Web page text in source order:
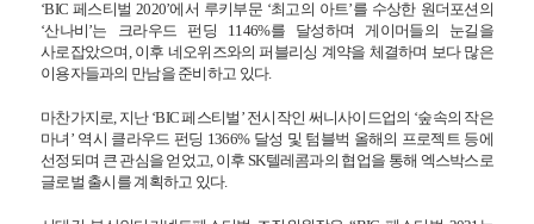
‘BIC페스티벌 2020’에서 루키부문 ‘최고의 아트’를 수상한 원더포션의
‘산나비’는 크라우드 펀딩 1146%를 달성하며 게이머들의 눈길을
사로잡았으며, 이후 네오위즈와의 퍼블리싱 계약을 체결하며 보다 많은
이용자들과의 만남을 준비하고 있다.
마찬가지로, 지난 ‘BIC 페스티벌’ 전시작인 써니사이드업의 ‘숲속의 작은
마녀’ 역시 클라우드 펀딩 1366% 달성 및 텀블벅 올해의 프로젝트 등에
선정되며 큰 관심을 얻었고, 이후 SK텔레콤과의 협업을 통해 엑스박스로
글로벌 출시를 계획하고 있다.